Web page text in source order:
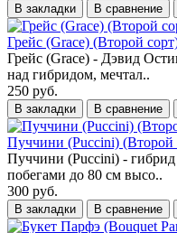
В закладки В сравнение
Грейс (Grace) (Второй
Грейс (Grace) - Дэвид
над гибридом, мечтал..
250 руб.
В закладки В сравнение
Пуччини (Puccini) (Второй
Пуччини (Puccini) -
побегами до 80 см высо..
300 руб.
В закладки В сравнение